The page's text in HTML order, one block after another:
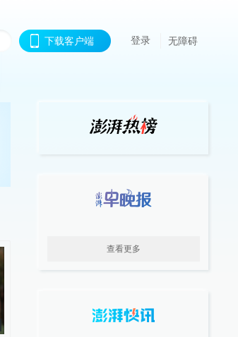
下载客户端 登录 无障碍
查看更多